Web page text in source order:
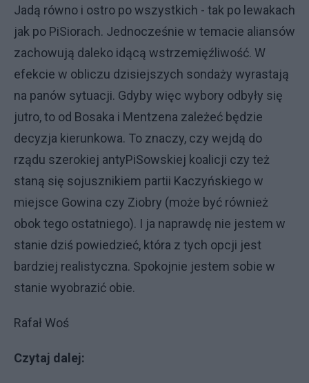
Jadą równo i ostro po wszystkich - tak po lewakach
jak po PiSiorach. Jednocześnie w temacie aliansów
zachowują daleko idącą wstrzemięźliwość. W
efekcie w obliczu dzisiejszych sondaży wyrastają
na panów sytuacji. Gdyby więc wybory odbyły się
jutro, to od Bosaka i Mentzena zależeć będzie
decyzja kierunkowa. To znaczy, czy wejdą do
rządu szerokiej antyPiSowskiej koalicji czy też
staną się sojusznikiem partii Kaczyńskiego w
miejsce Gowina czy Ziobry (może być również
obok tego ostatniego). I ja naprawdę nie jestem w
stanie dziś powiedzieć, która z tych opcji jest
bardziej realistyczna. Spokojnie jestem sobie w
stanie wyobrazić obie.
Rafał Woś
Czytaj dalej: